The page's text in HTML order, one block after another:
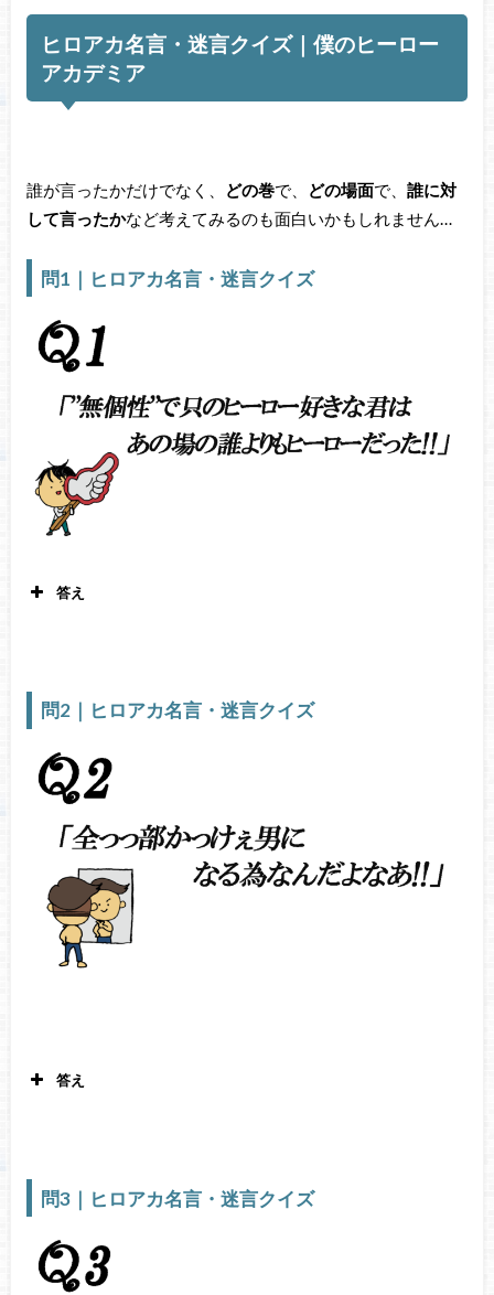
ヒロアカ名言・迷言クイズ｜僕のヒーロー
アカデミア
誰が言ったかだけでなく、 どの巻で、 どの場面で、 誰に対
して言ったかなど考えてみるのも面白いかもしれません…
問1｜ヒロアカ名言・迷言クイズ
答え
問2｜ヒロアカ名言・迷言クイズ
答え
問3｜ヒロアカ名言・迷言クイズ